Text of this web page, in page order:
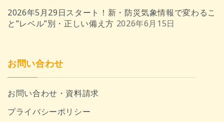
2026年5月29日スタート！新・防災気象情報で変わるこ
と”レベル”別・正しい備え方 2026年6月15日
お問い合わせ
お問い合わせ・資料請求
プライバシーポリシー